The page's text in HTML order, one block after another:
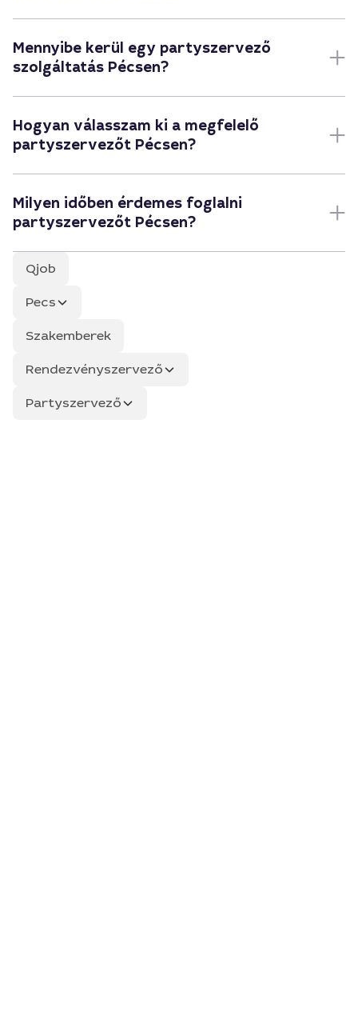
Mennyibe kerül egy partyszervező
szolgáltatás Pécsen?
Hogyan válasszam ki a megfelelő
partyszervezőt Pécsen?
Milyen időben érdemes foglalni
partyszervezőt Pécsen?
Qjob
Pecs
Szakemberek
Rendezvényszervező
Partyszervező